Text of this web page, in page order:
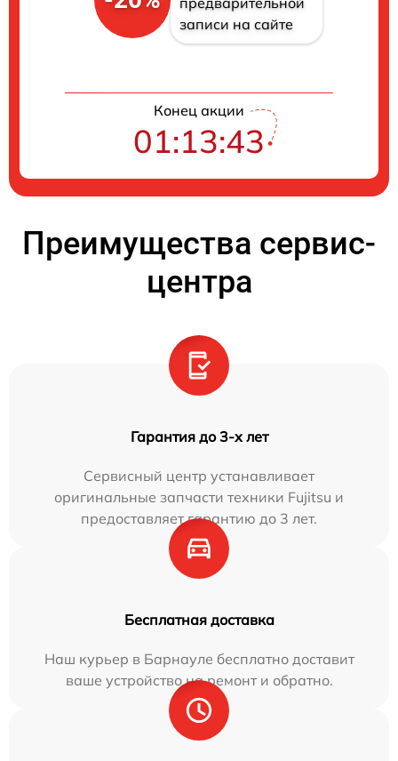
записи на сайте
Конец акции
01:13:42
Преимущества сервис-
центра
Гарантия до 3-х лет
Сервисный центр устанавливает
оригинальные запчасти техники Fujitsu и
предоставляет гарантию до 3 лет.
Бесплатная доставка
Наш курьер в Барнауле бесплатно доставит
ваше устройство на ремонт и обратно.